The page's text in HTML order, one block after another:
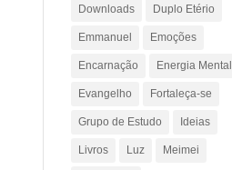
Downloads Duplo Etério
Emmanuel Emoções
Encarnação Energia Mental
Evangelho Fortaleça-se
Grupo de Estudo Ideias
Livros Luz Meimei